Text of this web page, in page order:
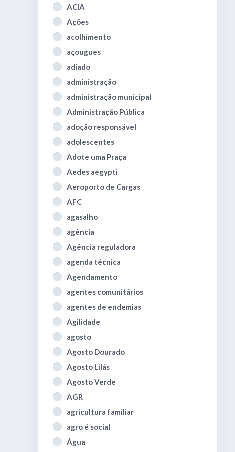
ACIA
Ações
acolhimento
açougues
adiado
administração
administração municipal
Administração Pública
adoção responsável
adolescentes
Adote uma Praça
Aedes aegypti
Aeroporto de Cargas
AFC
agasalho
agência
Agência reguladora
agenda técnica
Agendamento
agentes comunitários
agentes de endemias
Agilidade
agosto
Agosto Dourado
Agosto Lilás
Agosto Verde
AGR
agricultura familiar
agro é social
Água